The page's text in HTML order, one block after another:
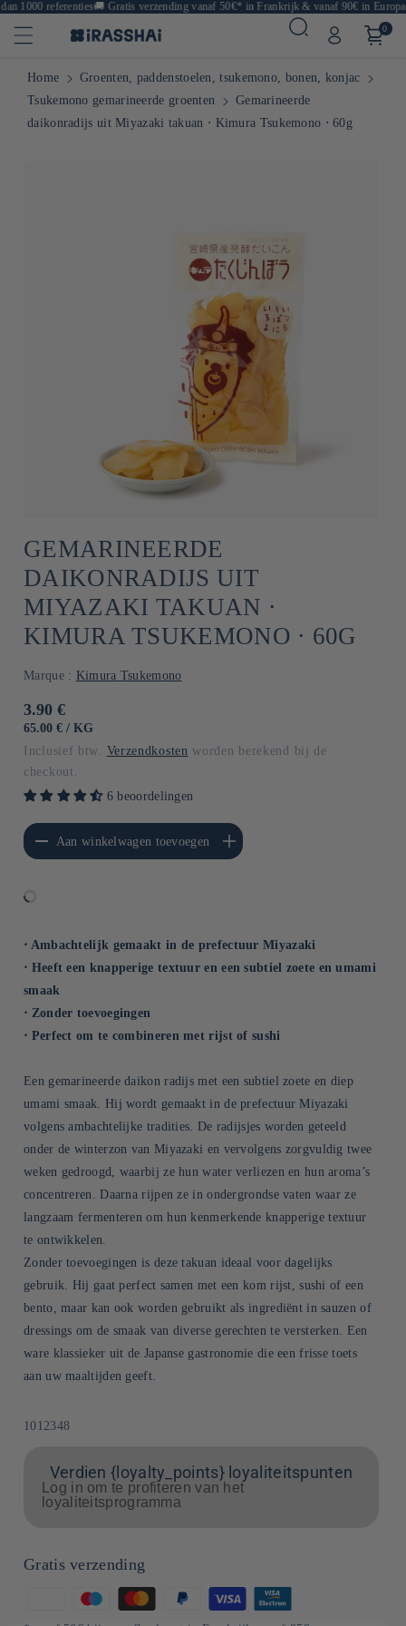
1000 referenties🚚Gratis verzending vanaf 50€* in Frankrijk & vanaf 90€ in Europa
0
Home
Groenten, paddenstoelen, tsukemono, bonen, konjac
Tsukemono gemarineerde groenten
Gemarineerde
daikonradijs uit Miyazaki takuan ⋅ Kimura Tsukemono ⋅ 60g
GEMARINEERDE
DAIKONRADIJS UIT
MIYAZAKI TAKUAN ⋅
KIMURA TSUKEMONO ⋅ 60G
Marque : Kimura Tsukemono
Normale
prijs
3.90 €
EENHEIDSPRIJS
65.00 € / PER
KG
Inclusief btw. Verzendkosten worden berekend bij de
checkout.
6 beoordelingen
voor Default
Title
Aan winkelwagen toevoegen
Aantal verhogen voor Default
Title
⋅ Ambachtelijk gemaakt in de prefectuur Miyazaki
⋅ Heeft een knapperige textuur en een subtiel zoete en umami
smaak
⋅ Zonder toevoegingen
⋅ Perfect om te combineren met rijst of sushi
Een gemarineerde daikon radijs met een subtiel zoete en diep
umami smaak. Hij wordt gemaakt in de prefectuur Miyazaki
volgens ambachtelijke tradities. De radijsjes worden geteeld
onder de winterzon van Miyazaki en vervolgens zorgvuldig twee
weken gedroogd, waarbij ze hun water verliezen en hun aroma’s
concentreren. Daarna rijpen ze in ondergrondse vaten waar ze
langzaam fermenteren om hun kenmerkende knapperige textuur
te ontwikkelen.
Zonder toevoegingen is deze takuan ideaal voor dagelijks
gebruik. Hij gaat perfect samen met een kom rijst, sushi of een
bento, maar kan ook worden gebruikt als ingrediënt in sauzen of
dressings om de smaak van diverse gerechten te versterken. Een
ware klassieker uit de Japanse gastronomie die een frisse toets
aan uw maaltijden geeft.
SKU:
1012348
Verdien {loyalty_points} loyaliteitspunten
Log in om te profiteren van het
loyaliteitsprogramma
Gratis verzending
Betaalmethoden